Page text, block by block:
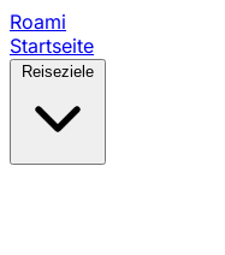
Roami
Startseite
Reiseziele